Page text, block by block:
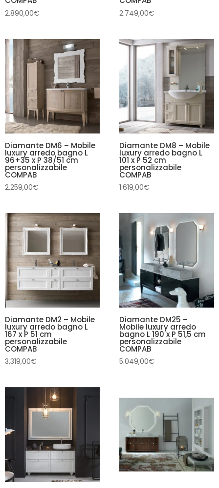
2.890,00€ 2.749,00€
Diamante DM6 – Mobile
luxury arredo bagno L
96+35 x P 38/51 cm
personalizzabile
COMPAB
2.259,00€
Diamante DM8 – Mobile
luxury arredo bagno L
101 x P 52 cm
personalizzabile
COMPAB
1.619,00€
Diamante DM2 – Mobile
luxury arredo bagno L
167 x P 51 cm
personalizzabile
COMPAB
3.319,00€
Diamante DM25 –
Mobile luxury arredo
bagno L 190 x P 51,5 cm
personalizzabile
COMPAB
5.049,00€